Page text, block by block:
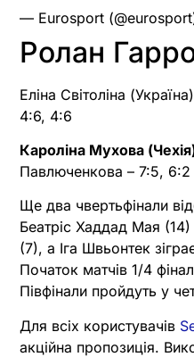
— Eurosport
Ролан
Еліна Світоліна
4:6, 4:6
Кароліна Мухова
Павлюченкова – 7:5, 6:2
Ще два чвертьфінали
Беатріс Хаддад Мая
(7), а Іга Швьонтек
Початок матчів 1/4
Півфінали пройдуть у
Для всіх користувачів
акційна пропозиція.